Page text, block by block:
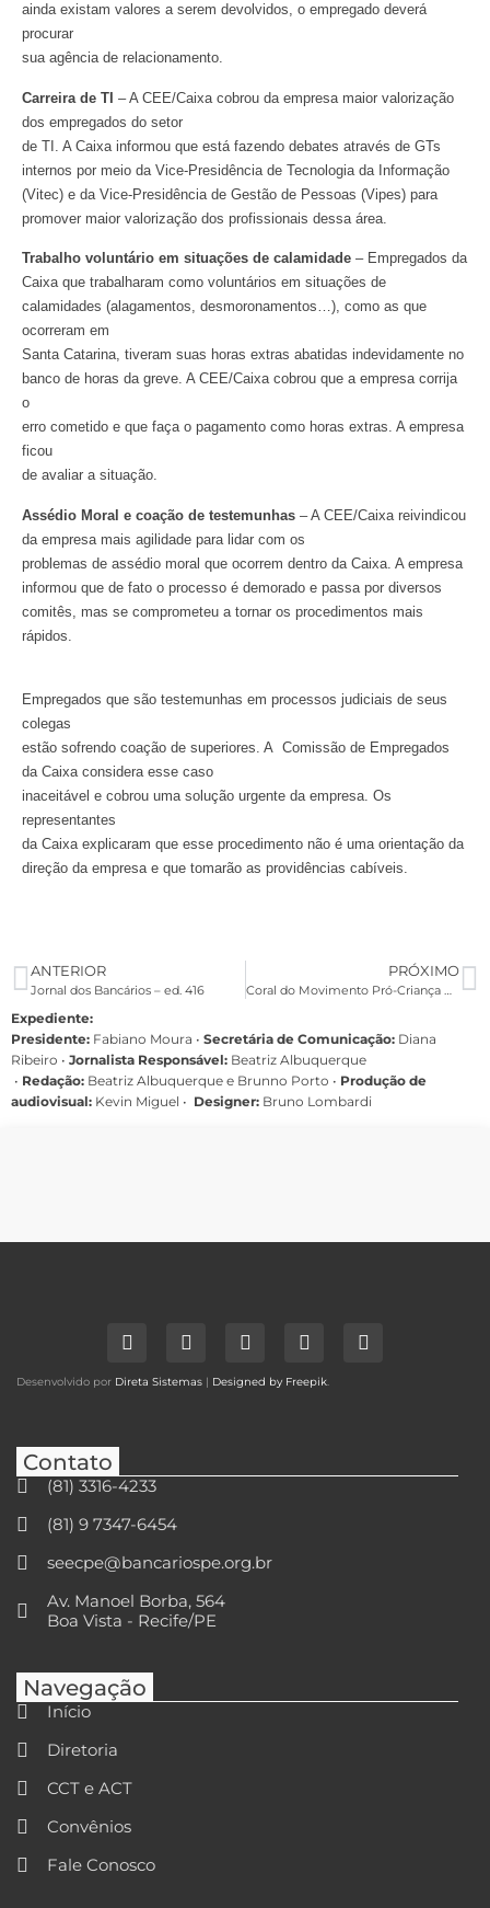
ainda existam valores a serem devolvidos, o empregado deverá
procurar
sua agência de relacionamento.
Carreira de TI – A CEE/Caixa cobrou da empresa maior valorização
dos empregados do setor
de TI. A Caixa informou que está fazendo debates através de GTs
internos por meio da Vice-Presidência de Tecnologia da Informação
(Vitec) e da Vice-Presidência de Gestão de Pessoas (Vipes) para
promover maior valorização dos profissionais dessa área.
Trabalho voluntário em situações de calamidade – Empregados da
Caixa que trabalharam como voluntários em situações de
calamidades (alagamentos, desmoronamentos…), como as que
ocorreram em
Santa Catarina, tiveram suas horas extras abatidas indevidamente no
banco de horas da greve. A CEE/Caixa cobrou que a empresa corrija
o
erro cometido e que faça o pagamento como horas extras. A empresa
ficou
de avaliar a situação.
Assédio Moral e coação de testemunhas – A CEE/Caixa reivindicou
da empresa mais agilidade para lidar com os
problemas de assédio moral que ocorrem dentro da Caixa. A empresa
informou que de fato o processo é demorado e passa por diversos
comitês, mas se comprometeu a tornar os procedimentos mais
rápidos.
Empregados que são testemunhas em processos judiciais de seus
colegas
estão sofrendo coação de superiores. A Comissão de Empregados
da Caixa considera esse caso
inaceitável e cobrou uma solução urgente da empresa. Os
representantes
da Caixa explicaram que esse procedimento não é uma orientação da
direção da empresa e que tomarão as providências cabíveis.
ANTERIOR
Jornal dos Bancários – ed. 416
PRÓXIMO
Coral do Movimento Pró-Criança grava DVD no Santa Isabel
Expediente:
Presidente: Fabiano Moura • Secretária de Comunicação: Diana
Ribeiro • Jornalista Responsável: Beatriz Albuquerque
• Redação: Beatriz Albuquerque e Brunno Porto • Produção de
audiovisual: Kevin Miguel • Designer: Bruno Lombardi
Desenvolvido por Direta Sistemas | Designed by Freepik.
Contato
(81) 3316-4233
(81) 9 7347-6454
seecpe@bancariospe.org.br
Av. Manoel Borba, 564
Boa Vista - Recife/PE
Navegação
Início
Diretoria
CCT e ACT
Convênios
Fale Conosco